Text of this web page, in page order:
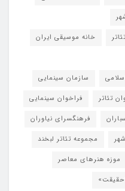
خانه موسیقی ایران
سازمان سینمایی
تئاتر
فراخوان سینمایی
فرهنگسرای نیاوران
مجموعه تئاتر لبخند
موزه هنرهای معاصر